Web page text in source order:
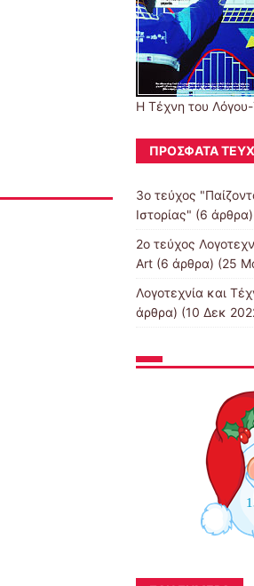
Η Τέχνη του
ΠΡΌΣΦΑΤΑ
3ο τεύχος
Ιστορίας" (6
2ο τεύχος
Art(6 άρθρα) (25
Λογοτεχνία και
άρθρα) (10 Δεκ